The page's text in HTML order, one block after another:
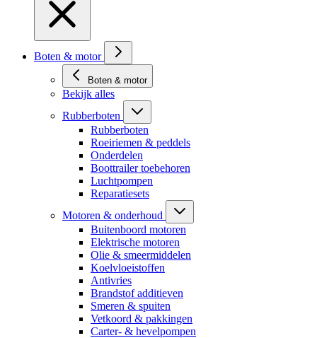
Boten & motor
Boten & motor
Bekijk alles
Rubberboten
Rubberboten
Roeiriemen & peddels
Onderdelen
Boottrailer toebehoren
Luchtpompen
Reparatiesets
Motoren & onderhoud
Buitenboord motoren
Elektrische motoren
Olie & smeermiddelen
Koelvloeistoffen
Antivries
Brandstof additieven
Smeren & spuiten
Vetkoord & pakkingen
Carter- & hevelpompen